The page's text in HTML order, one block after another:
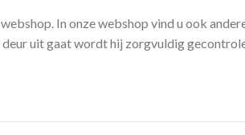
In onze webshop vind u ook
uit gaat wordt hij zorgvuldig